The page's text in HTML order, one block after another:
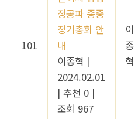
101
정공파 종중
정기총회 안
내
이종혁 |
2024.02.01
| 추천 0 |
조회 967
이
종
혁